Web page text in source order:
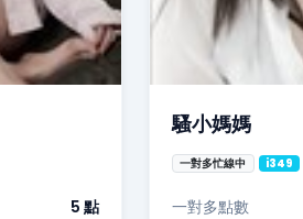
5 點
騷小媽媽
一對多忙線中 i349
一對多點數